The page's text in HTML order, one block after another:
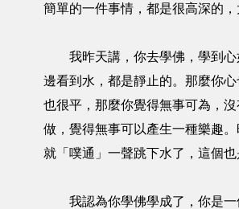
簡單的一件事情，都是很高深的，
我昨天講，你去學佛，學到心
邊看到水，都是靜止的。那麼你心
也很平，那麼你覺得無事可為，
做，覺得無事可以產生一種樂趣
就「噗通」一聲跳下水了，這個也
我認為你學佛學成了，你是一